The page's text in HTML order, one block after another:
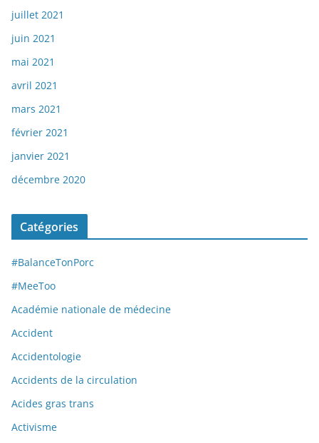
juillet 2021
juin 2021
mai 2021
avril 2021
mars 2021
février 2021
janvier 2021
décembre 2020
Catégories
#BalanceTonPorc
#MeeToo
Académie nationale de médecine
Accident
Accidentologie
Accidents de la circulation
Acides gras trans
Activisme